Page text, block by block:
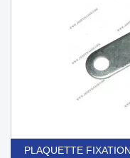
PLAQUETTE